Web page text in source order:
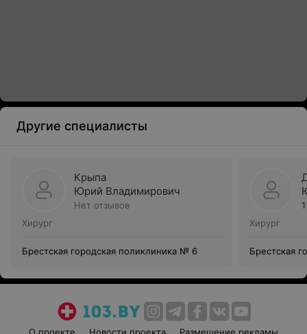
Другие специалисты
Крыпа
Юрий Владимирович
Нет отзывов
Хирург
Брестская городская поликлиника № 6
Хирург
Брестская